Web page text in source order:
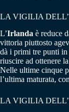
LA VIGILIA
L’Irlanda è reduce
vittoria piuttosto
dà i primi tre punti in
riuscire ad ottenere
Nelle ultime cinque
l’ultima maturata,
LA VIGILIA